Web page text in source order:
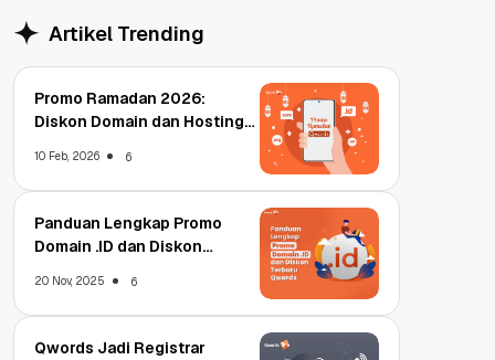
Artikel Trending
Promo Ramadan 2026:
Diskon Domain dan Hosting
10 Feb, 2026 6
Panduan Lengkap Promo
Domain .ID dan Diskon
20 Nov, 2025 6
Qwords Jadi Registrar